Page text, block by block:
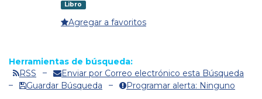
Libro
Agregar a favoritos
Herramientas de búsqueda:
RSS
Enviar por Correo electrónico esta Búsqueda
Guardar Búsqueda
Programar alerta: Ninguno